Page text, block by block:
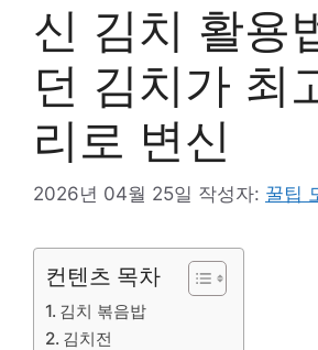
신 김치 활용
던 김치가 최
리로 변신
2026년 04월 25일 작성자: 꿀팁
컨텐츠 목차
김치 볶음밥
김치전